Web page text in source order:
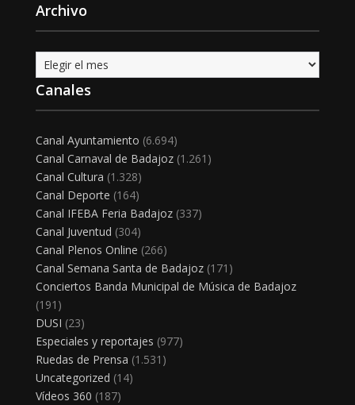
Archivo
Archivo
Canales
Canal Ayuntamiento (6.694)
Canal Carnaval de Badajoz(1.261)
Canal Cultura (1.328)
Canal Deporte (164)
Canal IFEBA Feria Badajoz(337)
Canal Juventud (304)
Canal Plenos Online (266)
Canal Semana Santa de Badajoz(171)
Conciertos Banda Municipal de Música de Badajoz
(191)
DUSI (23)
Especiales y reportajes (977)
Ruedas de Prensa (1.531)
Uncategorized (14)
Vídeos 360 (187)